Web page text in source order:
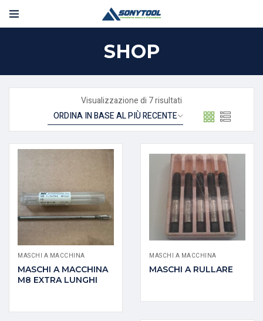
SHOP
Visualizzazione di 7 risultati
MASCHI A MACCHINA
MASCHI A MACCHINA
M8 EXTRA LUNGHI
MASCHI A MACCHINA
MASCHI A RULLARE